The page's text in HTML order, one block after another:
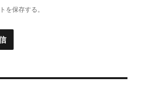
を保存する。